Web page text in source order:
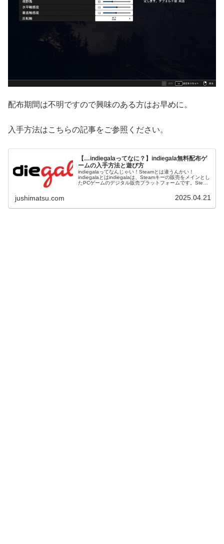
配布期間は不明ですので興味のある方はお早めに。
入手方法はこちらの記事をご参照ください。
【…indiegalaってなに？】indiegala無料配布ゲ
ームの入手方法と遊び方
indiegalaってなんじゃい！Steamとは違うんかい！
indiegalaとはindiegalaは、Steamキーの販売をメインとし
たPCゲームのデジタル販売プラットフォームです。Steam
jushimatsu.com 2025.04.21